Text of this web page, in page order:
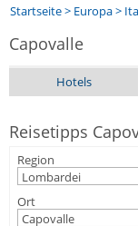
Startseite> Europa>
Capovalle
Hotels
Reisetipps
Region
Ort